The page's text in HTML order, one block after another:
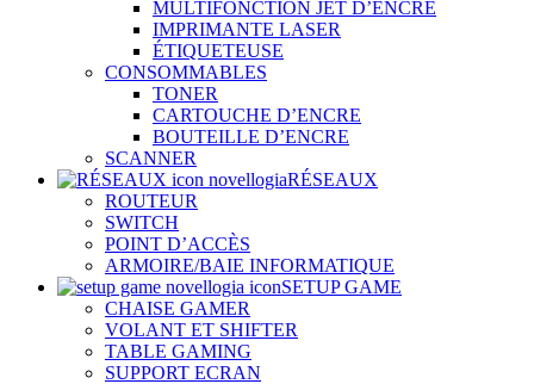
MULTIFONCTION JET D’ENCRE
IMPRIMANTE LASER
ÉTIQUETEUSE
CONSOMMABLES
TONER
CARTOUCHE D’ENCRE
BOUTEILLE D’ENCRE
SCANNER
RÉSEAUX
ROUTEUR
SWITCH
POINT D’ACCÈS
ARMOIRE/BAIE INFORMATIQUE
SETUP GAME
CHAISE GAMER
VOLANT ET SHIFTER
TABLE GAMING
SUPPORT ECRAN